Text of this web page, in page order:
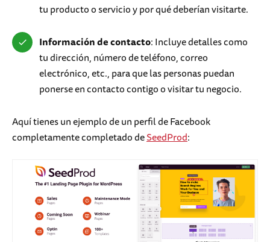
tu producto o servicio y por qué deberían visitarte.
Información de contacto: Incluye detalles como
tu dirección, número de teléfono, correo
electrónico, etc., para que las personas puedan
ponerse en contacto contigo o visitar tu negocio.
Aquí tienes un ejemplo de un perfil de Facebook
completamente completado deSeedProd: